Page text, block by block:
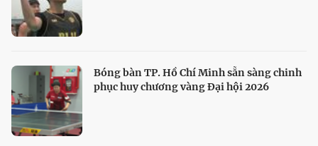
Bóng bàn TP. Hồ Chí Minh sẵn sàng chinh
phục huy chương vàng Đại hội 2026